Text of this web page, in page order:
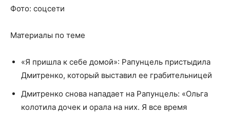
Фото: соцсети
Материалы по теме
«Я пришла к себе домой»: Рапунцель пристыдила
Дмитренко, который выставил ее грабительницей
Дмитренко снова нападает на Рапунцель: «Ольга
колотила дочек и орала на них. Я все время